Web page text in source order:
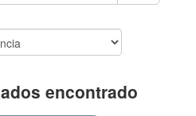
encontrado